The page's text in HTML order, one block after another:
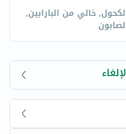
خالي من البارابين,